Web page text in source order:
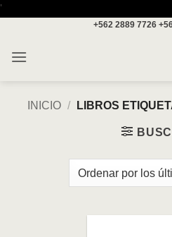
'
+562 2889 7726
INICIO / LIBROS